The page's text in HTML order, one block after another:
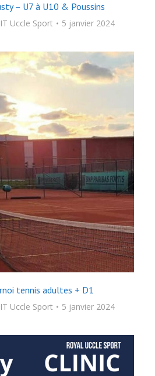
– U7 à U10 & Poussins
IT Uccle Sport 5 janvier 2024
tennis adultes + D1
IT Uccle Sport 5 janvier 2024